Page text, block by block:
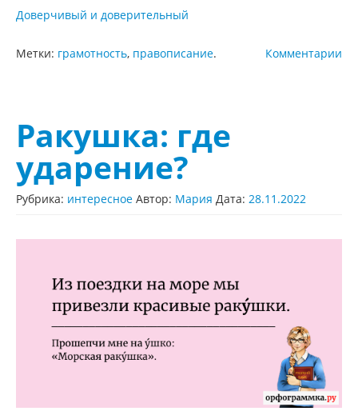
Доверчивый и доверительный
Комментарии
Метки: грамотность, правописание.
Ракушка: где
ударение?
Рубрика: интересное Автор: Мария Дата: 28.11.2022